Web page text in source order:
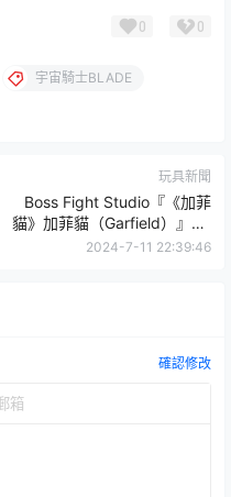
0 0
宇宙騎士BLADE
玩具新聞
Boss Fight Studio『《加菲
貓》加菲貓（Garfield）』1:1
比例角色模型，從圖片就能感
2024-7-11 22:39:46
確認修改